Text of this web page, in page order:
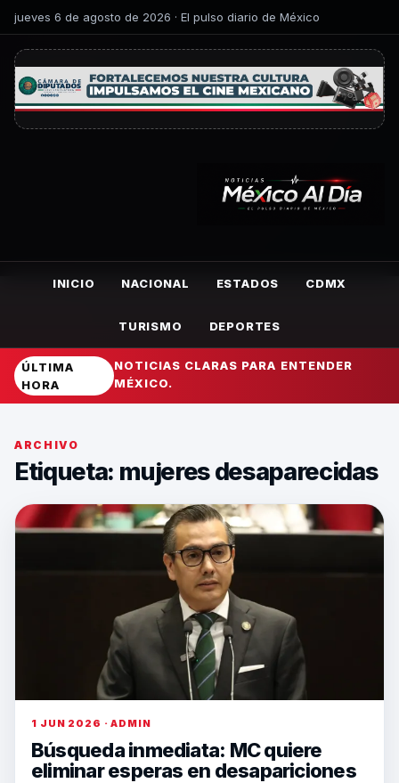
jueves 6 de agosto de 2026 · El pulso diario de México
INICIO NACIONAL ESTADOS CDMX
TURISMO DEPORTES
ÚLTIMA
HORA
NOTICIAS CLARAS PARA ENTENDER
MÉXICO.
ARCHIVO
Etiqueta: mujeres desaparecidas
1 JUN 2026 · ADMIN
Búsqueda inmediata: MC quiere
eliminar esperas en desapariciones